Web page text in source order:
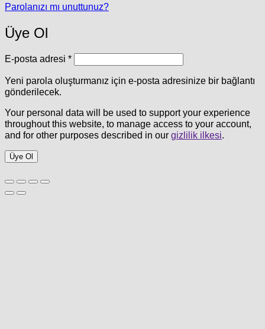
Parolanızı mı unuttunuz?
Üye Ol
E-posta adresi *Gerekli
Yeni parola oluşturmanız için e-posta adresinize bir bağlantı
gönderilecek.
Your personal data will be used to support your experience
throughout this website, to manage access to your account,
and for other purposes described in our gizlilik ilkesi.
Üye Ol